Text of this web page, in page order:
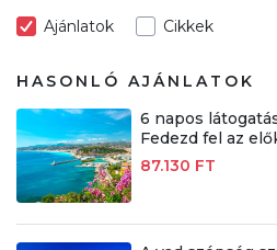
Ajánlatok Cikkek
HASONLÓ AJÁNLATOK
6 napos
Fedezd fel az
87.130 FT